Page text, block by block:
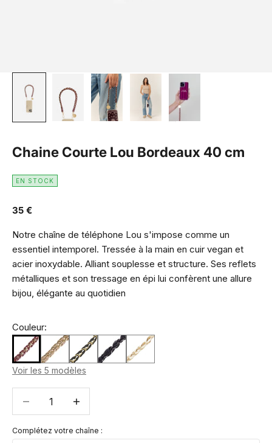
Chaine Courte Lou Bordeaux 40 cm
EN STOCK
Prix de vente
35 €
Notre chaîne de téléphone Lou s'impose comme un
essentiel intemporel. Tressée à la main en cuir vegan et
acier inoxydable. Alliant souplesse et structure. Ses reflets
métalliques et son tressage en épi lui confèrent une allure
bijou, élégante au quotidien
Couleur:
Voir les 5 modèles
Complétez votre chaîne :